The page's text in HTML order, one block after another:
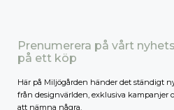
Prenumerera på vårt
på ett köp
Här på Miljögården händer det ständigt
från designvärlden, exklusiva kampanjer
att nämna några.